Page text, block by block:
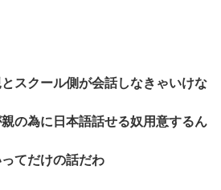
スクール側が会話しなきゃいけな
の為に日本語話せる奴用意するん
てだけの話だわ